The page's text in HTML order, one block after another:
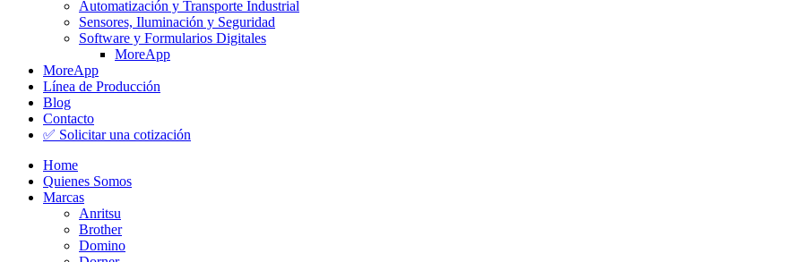
Automatización y Transporte Industrial
Sensores, Iluminación y Seguridad
Software y Formularios Digitales
MoreApp
MoreApp
Línea de Producción
Blog
Contacto
✅ Solicitar una cotización
Home
Quienes Somos
Marcas
Anritsu
Brother
Domino